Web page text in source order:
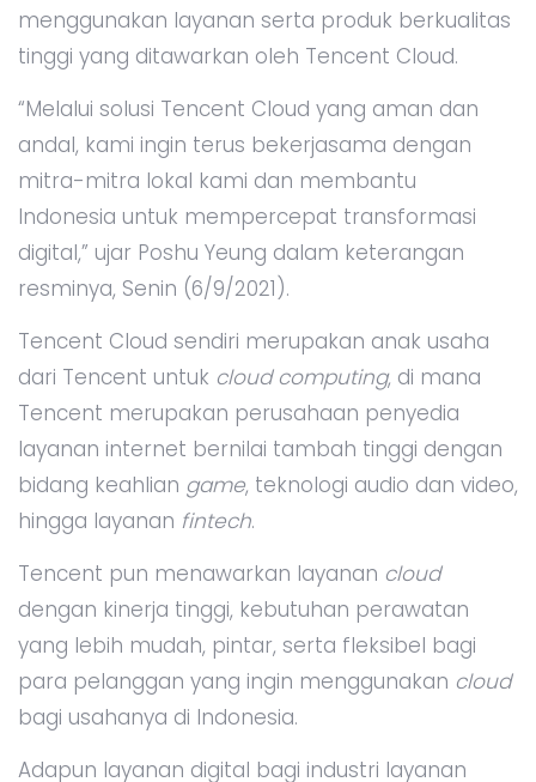
menggunakan layanan serta produk berkualitas
tinggi yang ditawarkan oleh Tencent Cloud.
“Melalui solusi Tencent Cloud yang aman dan
andal, kami ingin terus bekerjasama dengan
mitra-mitra lokal kami dan membantu
Indonesia untuk mempercepat transformasi
digital,” ujar Poshu Yeung dalam keterangan
resminya, Senin (6/9/2021).
Tencent Cloud sendiri merupakan anak usaha
dari Tencent untuk cloud computing, di mana
Tencent merupakan perusahaan penyedia
layanan internet bernilai tambah tinggi dengan
bidang keahlian game, teknologi audio dan video,
hingga layanan fintech.
Tencent pun menawarkan layanan cloud
dengan kinerja tinggi, kebutuhan perawatan
yang lebih mudah, pintar, serta fleksibel bagi
para pelanggan yang ingin menggunakan cloud
bagi usahanya di Indonesia.
Adapun layanan digital bagi industri layanan